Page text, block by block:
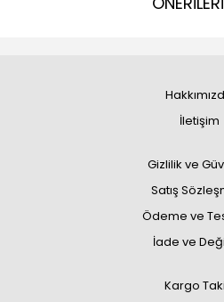
İletişim
Gizlilik ve
Satış
Ödeme ve
İade ve
Kargo